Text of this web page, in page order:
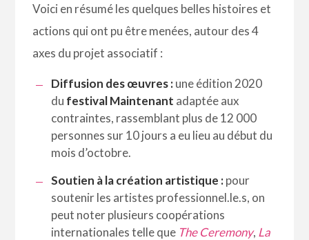
Voici en résumé les quelques belles histoires et
actions qui ont pu être menées, autour des 4
axes du projet associatif :
Diffusion des œuvres :une édition 2020
du festival Maintenant adaptée aux
contraintes, rassemblant plus de 12 000
personnes sur 10 jours a eu lieu au début du
mois d’octobre.
Soutien à la création artistique :pour
soutenir les artistes professionnel.le.s, on
peut noter plusieurs coopérations
internationales telle que The Ceremony, La